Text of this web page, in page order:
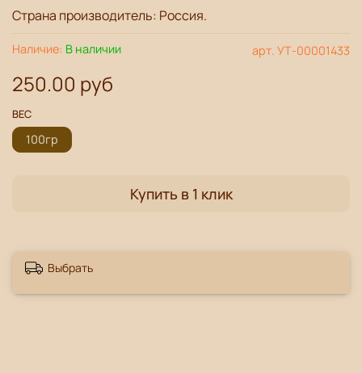
арт. УТ-00001433
Наличие: В наличии
250.00 руб
Купить в 1 клик
ВЕС
100гр
Страна производитель: Россия.
Выбрать